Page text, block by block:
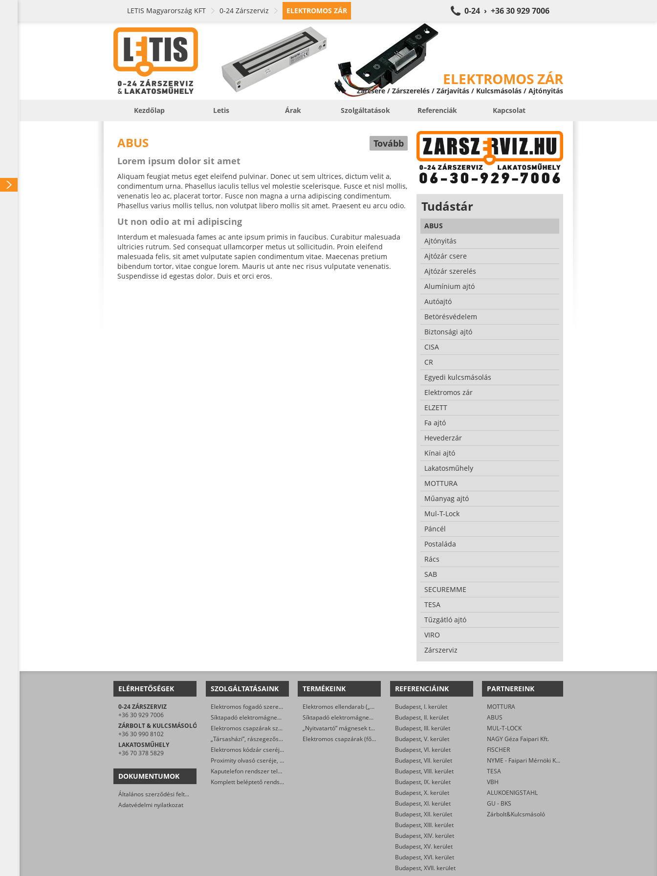
LETIS Magyarország KFT 0-24 Zárszerviz ELEKTROMOS ZÁR 0-24 › +36 30 929 7006
ELEKTROMOS ZÁR
Zárcsere / Zárszerelés / Zárjavítás / Kulcsmásolás / Ajtónyitás
Kezdőlap Letis Árak Szolgáltatások Referenciák Kapcsolat
ABUS
Tovább
Lorem ipsum dolor sit amet
Aliquam feugiat metus eget eleifend pulvinar. Donec ut sem ultrices, dictum velit a,
condimentum urna. Phasellus iaculis tellus vel molestie scelerisque. Fusce et nisl mollis,
venenatis leo ac, placerat tortor. Fusce non magna a urna adipiscing condimentum.
Phasellus varius mollis tellus, non volutpat libero mollis sit amet. Praesent eu arcu odio.
Ut non odio at mi adipiscing
Interdum et malesuada fames ac ante ipsum primis in faucibus. Curabitur malesuada
ultricies rutrum. Sed consequat ullamcorper metus ut sollicitudin. Proin eleifend
malesuada felis, sit amet vulputate sapien condimentum vitae. Maecenas pretium
bibendum tortor, vitae congue lorem. Mauris ut ante nec risus vulputate venenatis.
Suspendisse id egestas dolor. Duis et orci eros.
Tudástár
ABUS
Ajtónyitás
Ajtózár csere
Ajtózár szerelés
Alumínium ajtó
Autóajtó
Betörésvédelem
Biztonsági ajtó
CISA
CR
Egyedi kulcsmásolás
Elektromos zár
ELZETT
Fa ajtó
Hevederzár
Kínai ajtó
Lakatosműhely
MOTTURA
Műanyag ajtó
Mul-T-Lock
Páncél
Postaláda
Rács
SAB
SECUREMME
TESA
Tűzgátló ajtó
VIRO
Zárszerviz
ELÉRHETŐSÉGEK
0-24 ZÁRSZERVIZ
+36 30 929 7006
ZÁRBOLT & KULCSMÁSOLÓ
+36 30 990 8102
LAKATOSMŰHELY
+36 70 378 5829
DOKUMENTUMOK
Általános szerződési feltételek
Adatvédelmi nyilatkozat
SZOLGÁLTATÁSAINK
Elektromos fogadó szerelése, cseréje
Síktapadó elektromágnes szerelése, cseréje
Elektromos csapzárak szerelése, cseréje
„Társasházi”, rászegezős elektromos zár cseréje, javítása
Elektromos kódzár cseréje, javítása, szerelése
Proximity olvasó cseréje, javítása, szerelése
Kaputelefon rendszer telepítése, javítása
Komplett beléptető rendszer telepítése
TERMÉKEINK
Elektromos ellendarab („klasszikus” elektromos zárak)
Síktapadó elektromágnesek társasházi ajtókra (szettben, szereléssel)
„Nyitvatartó” mágnesek tűzjelző rendszerre kötve
Elektromos csapzárak (főleg egyedi biztonsági rendszerek esetén)
REFERENCIÁINK
Budapest, I. kerület
Budapest, II. kerület
Budapest, III. kerület
Budapest, V. kerület
Budapest, VI. kerület
Budapest, VII. kerület
Budapest, VIII. kerület
Budapest, IX. kerület
Budapest, X. kerület
Budapest, XI. kerület
Budapest, XII. kerület
Budapest, XIII. kerület
Budapest, XIV. kerület
Budapest, XV. kerület
Budapest, XVI. kerület
Budapest, XVII. kerület
PARTNEREINK
MOTTURA
ABUS
MUL-T-LOCK
NAGY Géza Faipari Kft.
FISCHER
NYME - Faipari Mérnöki Kar
TESA
VBH
ALUKOENIGSTAHL
GU - BKS
Zárbolt&Kulcsmásoló